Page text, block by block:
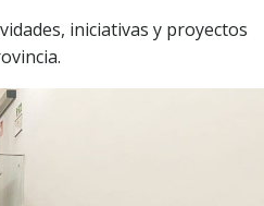
iniciativas y proyectos